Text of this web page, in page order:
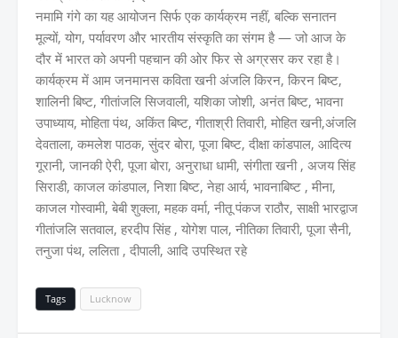
नमामि गंगे का यह आयोजन सिर्फ एक कार्यक्रम नहीं, बल्कि सनातन
मूल्यों, योग, पर्यावरण और भारतीय संस्कृति का संगम है — जो आज के
दौर में भारत को अपनी पहचान की ओर फिर से अग्रसर कर रहा है।
कार्यक्रम में आम जनमानस कविता खनी अंजलि किरन, किरन बिष्ट,
शालिनी बिष्ट, गीतांजलि सिजवाली, यशिका जोशी, अनंत बिष्ट, भावना
उपाध्याय, मोहिता पंथ, अकिंत बिष्ट, गीताश्री तिवारी, मोहित खनी,अंजलि
देवताला, कमलेश पाठक, सुंदर बोरा, पूजा बिष्ट, दीक्षा कांडपाल, आदित्य
गूरानी, जानकी ऐरी, पूजा बोरा, अनुराधा धामी, संगीता खनी , अजय सिंह
सिराडी, काजल कांडपाल, निशा बिष्ट, नेहा आर्य, भावनाबिष्ट , मीना,
काजल गोस्वामी, बेबी शुक्ला, महक वर्मा, नीतू पंकज राठौर, साक्षी भारद्वाज
गीतांजलि सतवाल, हरदीप सिंह , योगेश पाल, नीतिका तिवारी, पूजा सैनी,
तनुजा पंथ, ललिता , दीपाली, आदि उपस्थित रहे
Tags Lucknow